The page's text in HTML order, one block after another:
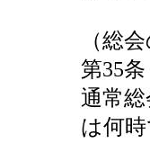
（総
第35
通常
は何